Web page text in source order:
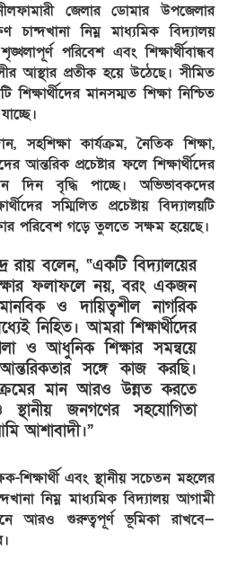
জেলার ডোমার উপজেলার
চান্দখানা নিম্ন মাধ্যমিক বিদ্যালয়
পরিবেশ এবং শিক্ষার্থীবান্ধব
আস্থার প্রতীক হয়ে উঠেছে। সীমিত
শিক্ষার্থীদের মানসম্মত শিক্ষা নিশ্চিত
সহশিক্ষা কার্যক্রম, নৈতিক শিক্ষা,
আন্তরিক প্রচেষ্টার ফলে শিক্ষার্থীদের
দিন বৃদ্ধি পাচ্ছে। অভিভাবকদের
সম্মিলিত প্রচেষ্টায় বিদ্যালয়টি
পরিবেশ গড়ে তুলতে সক্ষম হয়েছে।
রায় বলেন, “একটি বিদ্যালয়ের
ফলাফলে নয়, বরং একজন
মানবিক ও দায়িত্বশীল নাগরিক
নিহিত। আমরা শিক্ষার্থীদের
ও আধুনিক শিক্ষার সমন্বয়ে
সঙ্গে কাজ করছি।
মান আরও উন্নত করতে
জনগণের সহযোগিতা
আশাবাদী।”
শিক্ষার্থী এবং স্থানীয় সচেতন মহলের
নিম্ন মাধ্যমিক বিদ্যালয় আগামী
আরও গুরুত্বপূর্ণ ভূমিকা রাখবে—